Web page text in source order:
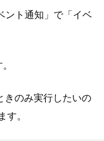
ト通知」で「イベ
きのみ実行したいの
。